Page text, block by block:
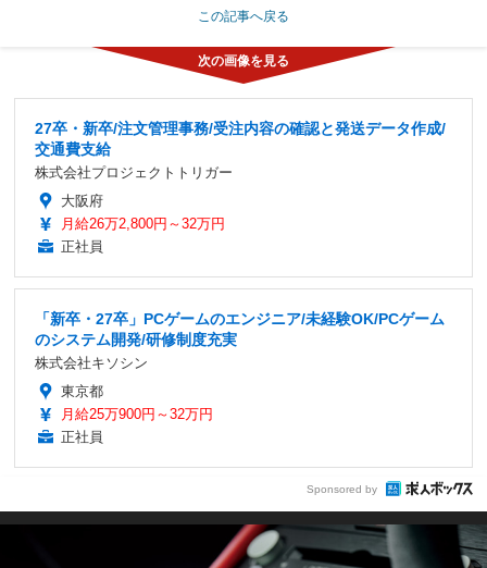
この記事へ戻る
27卒・新卒/注文管理事務/受注内容の確認と発送データ作成/
交通費支給
株式会社プロジェクトトリガー
大阪府
月給26万2,800円～32万円
正社員
「新卒・27卒」PCゲームのエンジニア/未経験OK/PCゲーム
のシステム開発/研修制度充実
株式会社キソシン
東京都
月給25万900円～32万円
正社員
Sponsored by